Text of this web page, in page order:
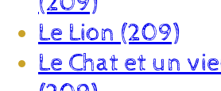
Le Lion (209)
Le Chat et un